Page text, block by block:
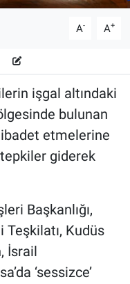
A- A+
işgal altındaki
bulunan
ibadet etmelerine
giderek
Başkanlığı,
Kudüs
İsrail
‘sessizce’